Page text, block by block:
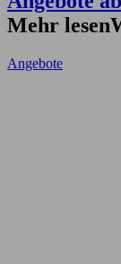
Mehr lesen
Angebote